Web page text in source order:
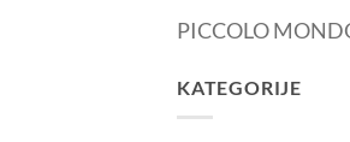
PICCOLO
KATEGORIJE